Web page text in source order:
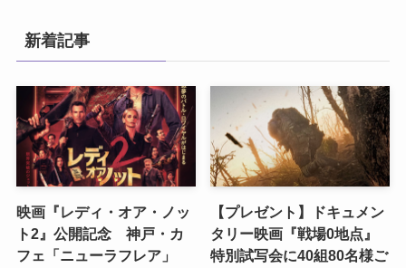
新着記事
映画『レディ・オア・ノッ
ト2』公開記念 神戸・カ
フェ「ニューラフレア」
【プレゼント】ドキュメン
タリー映画『戦場0地点』
特別試写会に40組80名様ご